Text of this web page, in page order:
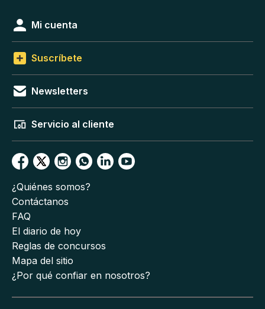
Mi cuenta
Suscríbete
Newsletters
Servicio al cliente
¿Quiénes somos?
Contáctanos
FAQ
El diario de hoy
Reglas de concursos
Mapa del sitio
¿Por qué confiar en nosotros?